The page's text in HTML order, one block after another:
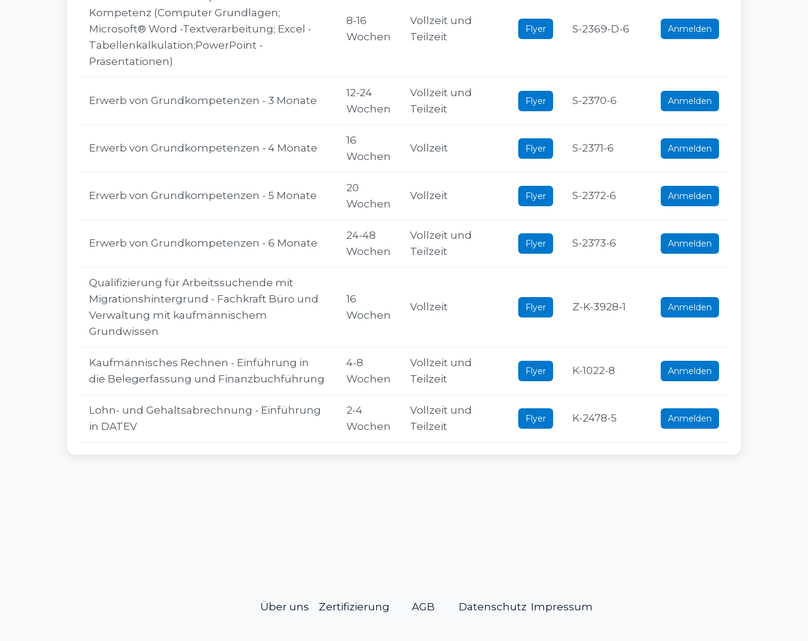
Kompetenz (Computer Grundlagen;
Microsoft® Word -Textverarbeitung; Excel -
Tabellenkalkulation;PowerPoint -
Präsentationen)
8-16
Wochen
Vollzeit und
Teilzeit
Flyer S-2369-D-6 Anmelden
Erwerb von Grundkompetenzen - 3 Monate
12-24
Wochen
Vollzeit und
Teilzeit
Flyer S-2370-6 Anmelden
Erwerb von Grundkompetenzen - 4 Monate
16
Wochen
Vollzeit Flyer S-2371-6 Anmelden
Erwerb von Grundkompetenzen - 5 Monate
20
Wochen
Vollzeit Flyer S-2372-6 Anmelden
Erwerb von Grundkompetenzen - 6 Monate
24-48
Wochen
Vollzeit und
Teilzeit
Flyer S-2373-6 Anmelden
Qualifizierung für Arbeitssuchende mit
Migrationshintergrund - Fachkraft Büro und
Verwaltung mit kaufmännischem
Grundwissen
16
Wochen
Vollzeit Flyer Z-K-3928-1 Anmelden
Kaufmännisches Rechnen - Einführung in
die Belegerfassung und Finanzbuchführung
4-8
Wochen
Vollzeit und
Teilzeit
Flyer K-1022-8 Anmelden
Lohn- und Gehaltsabrechnung - Einführung
in DATEV
2-4
Wochen
Vollzeit und
Teilzeit
Flyer K-2478-5 Anmelden
Über uns Zertifizierung AGB Datenschutz Impressum